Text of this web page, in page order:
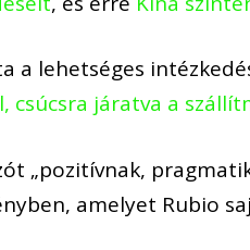
a lehetséges
járatva a
„pozitívnak,
amelyet Rubio